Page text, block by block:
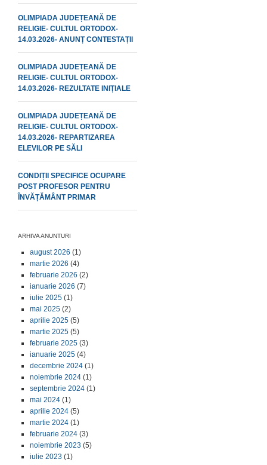
OLIMPIADA JUDEȚEANĂ DE
RELIGIE- CULTUL ORTODOX-
14.03.2026- ANUNȚ CONTESTAȚII
OLIMPIADA JUDEȚEANĂ DE
RELIGIE- CULTUL ORTODOX-
14.03.2026- REZULTATE INIȚIALE
OLIMPIADA JUDEȚEANĂ DE
RELIGIE- CULTUL ORTODOX-
14.03.2026- REPARTIZAREA
ELEVILOR PE SĂLI
CONDIȚII SPECIFICE OCUPARE
POST PROFESOR PENTRU
ÎNVĂȚĂMÂNT PRIMAR
ARHIVA ANUNTURI
august 2026 (1)
martie 2026 (4)
februarie 2026 (2)
ianuarie 2026 (7)
iulie 2025 (1)
mai 2025 (2)
aprilie 2025 (5)
martie 2025 (5)
februarie 2025 (3)
ianuarie 2025 (4)
decembrie 2024 (1)
noiembrie 2024 (1)
septembrie 2024 (1)
mai 2024 (1)
aprilie 2024 (5)
martie 2024 (1)
februarie 2024 (3)
noiembrie 2023 (5)
iulie 2023 (1)